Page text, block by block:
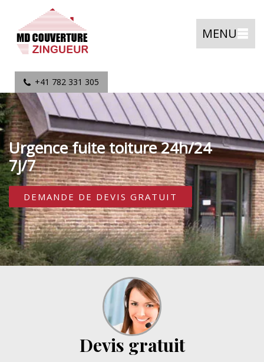
MENU
+41 782 331 305
Urgence fuite toiture 24h/24
7j/7
DEMANDE DE DEVIS GRATUIT
Devis gratuit